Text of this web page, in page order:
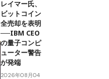
レイマー氏、
ビットコイン
全売却を表明
──IBM CEO
の量子コンピ
ューター警告
が発端
2026年08月04